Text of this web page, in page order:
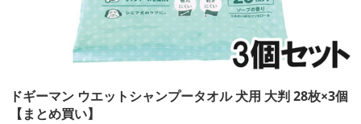
ドギーマン ウエットシャンプータオル 犬用 大判 28枚×3個
【まとめ買い】